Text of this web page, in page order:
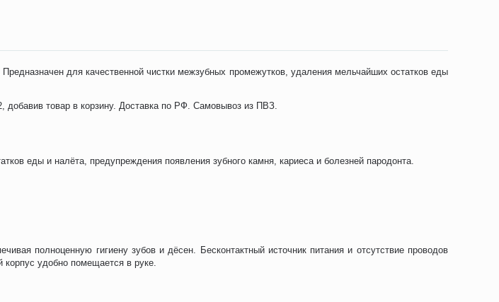
для качественной чистки межзубных промежутков, удаления мельчайших остатков еды
добавив товар в корзину. Доставка по РФ. Самовывоз из ПВЗ.
еды и налёта, предупреждения появления зубного камня, кариеса и болезней пародонта.
полноценную гигиену зубов и дёсен. Бесконтактный источник питания и отсутствие проводов
корпус удобно помещается в руке.